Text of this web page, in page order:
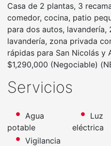
Casa de 2 plantas, 3
comedor, cocina, patio
para dos autos, lavandería,
lavandería, zona privada
rápidas para San Nicolás y
$1,290,000 (Negociable)
Servicios
Agua
potable
Luz
eléctrica
Vigilancia